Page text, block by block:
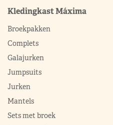
Kledingkast Máxima
Broekpakken
Complets
Galajurken
Jumpsuits
Jurken
Mantels
Sets met broek